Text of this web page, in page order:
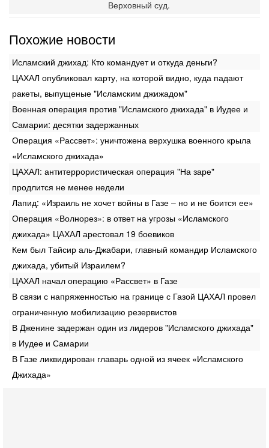
Верховный суд.
Похожие новости
Исламский джихад: Кто командует и откуда деньги?
ЦАХАЛ опубликовал карту, на которой видно, куда падают
ракеты, выпущеные "Исламским джижадом"
Военная операция против "Исламского джихада" в Иудее и
Самарии: десятки задержанных
Операция «Рассвет»: уничтожена верхушка военного крыла
«Исламского джихада»
ЦАХАЛ: антитеррористическая операция "На заре"
продлится не менее недели
Лапид: «Израиль не хочет войны в Газе – но и не боится ее»
Операция «Волнорез»: в ответ на угрозы «Исламского
джихада» ЦАХАЛ арестовал 19 боевиков
Кем был Тайсир аль-Джабари, главный командир Исламского
джихада, убитый Израилем?
ЦАХАЛ начал операцию «Рассвет» в Газе
В связи с напряженностью на границе с Газой ЦАХАЛ провел
ограниченную мобилизацию резервистов
В Дженине задержан один из лидеров "Исламского джихада"
в Иудее и Самарии
В Газе ликвидирован главарь одной из ячеек «Исламского
Джихада»